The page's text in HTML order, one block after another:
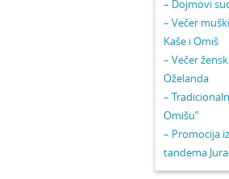
– Dojmovi
– Večer
Kaše i Omiš
– Večer
Oželanda
–
Omišu”
– Promocija
tandema